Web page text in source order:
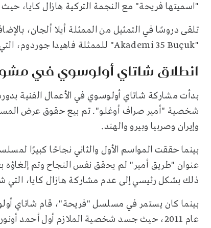
"اسميتها فريحة" مع النجمة التركية هازال كايا،
تلقى دروسًا في التمثيل من الممثلة أيلا ألجان،
"Akademi 35 Buçuk" للممثلة فاهيدا جوردوم، التي أدت دور والدة هازال كايا في مسلسل "اسميتها فريحة".
انطلاق شاتاي أولوسوي في
بدأت مشاركة شاتاي أولوسوي في الأعمال الفنية
شخصية "أمير صراف أوغلو". تم بيع حقوق عرض
وإيران وصربيا وبيرو والهند.
بينما حققت المواسم الأول والثاني نجاحًا كبيرًا
ذلك بشكل رئيسي إلى عدم مشاركة هازال كايا، التي
بينما كان يستمر في مسلسل "فريحة"، قام شاتاي